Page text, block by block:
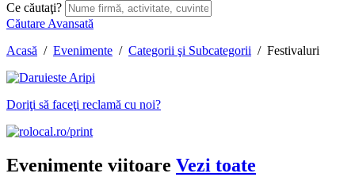
Ce căutaţi?
Căutare Avansată
Acasă / Evenimente / Categorii şi Subcategorii / Festivaluri
Doriţi să faceţi reclamă cu noi?
Evenimente viitoare Vezi toate